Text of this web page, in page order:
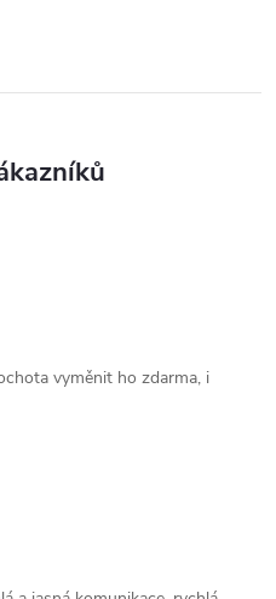
vyměnit ho zdarma, i